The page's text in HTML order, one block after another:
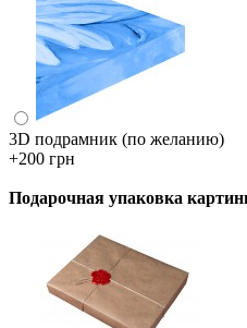
3D подрамник (по желанию)
+200 грн
Подарочная упаковка